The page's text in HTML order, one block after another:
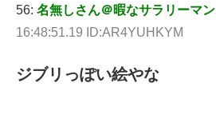
56: 名無しさん＠暇なサラリーマン
16:48:51.19 ID:AR4YUHKYM
ジブリっぽい絵やな